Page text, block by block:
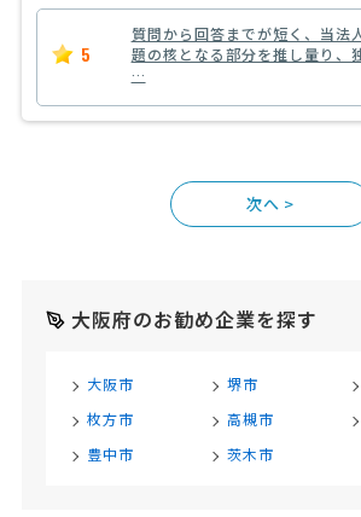
5
質問から回答までが短く、当法
題の核となる部分を推し量り、
…
>
大阪府のお勧め企業を探す
大阪市 堺市
枚方市
高槻市
豊中市
茨木市